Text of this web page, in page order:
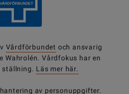
Vårdförbundet och ansvarig
Wahrolén. Vårdfokus har en
ställning. Läs mer här.
hantering av personuppgifter.